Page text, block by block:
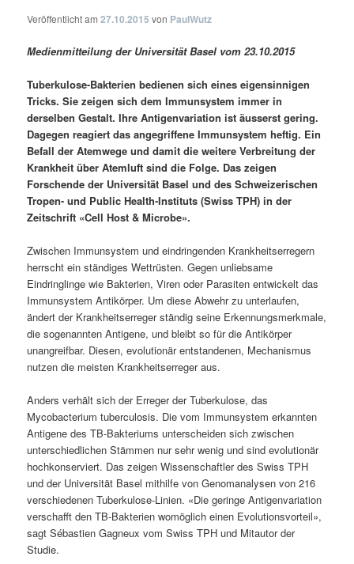
Veröffentlicht am27.10.2015 von PaulWutz
Medienmitteilung der Universität Basel vom 23.10.2015
Tuberkulose-Bakterien bedienen sich eines eigensinnigen
Tricks. Sie zeigen sich dem Immunsystem immer in
derselben Gestalt. Ihre Antigenvariation ist äusserst gering.
Dagegen reagiert das angegriffene Immunsystem heftig. Ein
Befall der Atemwege und damit die weitere Verbreitung der
Krankheit über Atemluft sind die Folge. Das zeigen
Forschende der Universität Basel und des Schweizerischen
Tropen- und Public Health-Instituts (Swiss TPH) in der
Zeitschrift «Cell Host & Microbe».
Zwischen Immunsystem und eindringenden Krankheitserregern
herrscht ein ständiges Wettrüsten. Gegen unliebsame
Eindringlinge wie Bakterien, Viren oder Parasiten entwickelt das
Immunsystem Antikörper. Um diese Abwehr zu unterlaufen,
ändert der Krankheitserreger ständig seine Erkennungsmerkmale,
die sogenannten Antigene, und bleibt so für die Antikörper
unangreifbar. Diesen, evolutionär entstandenen, Mechanismus
nutzen die meisten Krankheitserreger aus.
Anders verhält sich der Erreger der Tuberkulose, das
Mycobacterium tuberculosis. Die vom Immunsystem erkannten
Antigene des TB-Bakteriums unterscheiden sich zwischen
unterschiedlichen Stämmen nur sehr wenig und sind evolutionär
hochkonserviert. Das zeigen Wissenschaftler des Swiss TPH
und der Universität Basel mithilfe von Genomanalysen von 216
verschiedenen Tuberkulose-Linien. «Die geringe Antigenvariation
verschafft den TB-Bakterien womöglich einen Evolutionsvorteil»,
sagt Sébastien Gagneux vom Swiss TPH und Mitautor der
Studie.